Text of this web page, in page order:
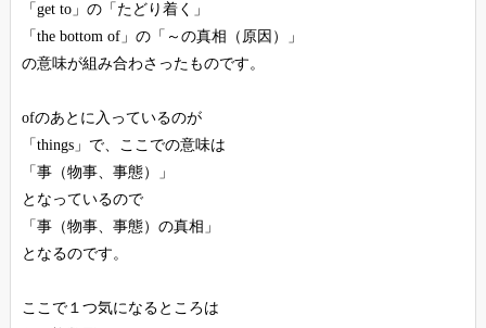
「get to」の「たどり着く」
「the bottom of」の「～の真相（原因）」
の意味が組み合わさったものです。
ofのあとに入っているのが
「things」で、ここでの意味は
「事（物事、事態）」
となっているので
「事（物事、事態）の真相」
となるのです。
ここで１つ気になるところは